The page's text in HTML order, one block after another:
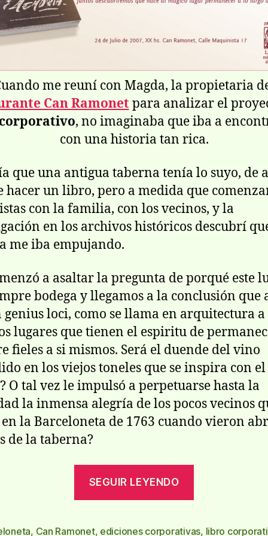
me reuní­ con Magda, la propietaria
Can Ramonet para analizar el
, no imaginaba que iba a
con una historia tan rica.
que una antigua taberna tení­a lo suyo, de
hacer un libro, pero a medida que
con la familia, con los vecinos, y la
en los archivos históricos descubrí­
me iba empujando.
a asaltar la pregunta de porqué este
bodega y llegamos a la conclusión
genius loci, como se llama en arquitectura a
lugares que tienen el espiritu de
fieles a si mismos. Será el duende del vino
en los viejos toneles que se inspira con el
O tal vez le impulsó a perpetuarse hasta la
la inmensa alegrí­a de los pocos vecinos
la Barceloneta de 1763 cuando vieron
de la taberna?
SEGUIR LEYENDO
taberna
, Can Ramonet, ediciones corporativas, libro